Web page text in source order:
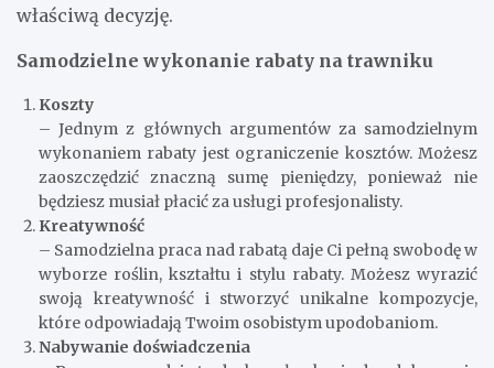
właściwą decyzję.
Samodzielne wykonanie rabaty na trawniku
Koszty
– Jednym z głównych argumentów za samodzielnym
wykonaniem rabaty jest ograniczenie kosztów. Możesz
zaoszczędzić znaczną sumę pieniędzy, ponieważ nie
będziesz musiał płacić za usługi profesjonalisty.
Kreatywność
– Samodzielna praca nad rabatą daje Ci pełną swobodę w
wyborze roślin, kształtu i stylu rabaty. Możesz wyrazić
swoją kreatywność i stworzyć unikalne kompozycje,
które odpowiadają Twoim osobistym upodobaniom.
Nabywanie doświadczenia